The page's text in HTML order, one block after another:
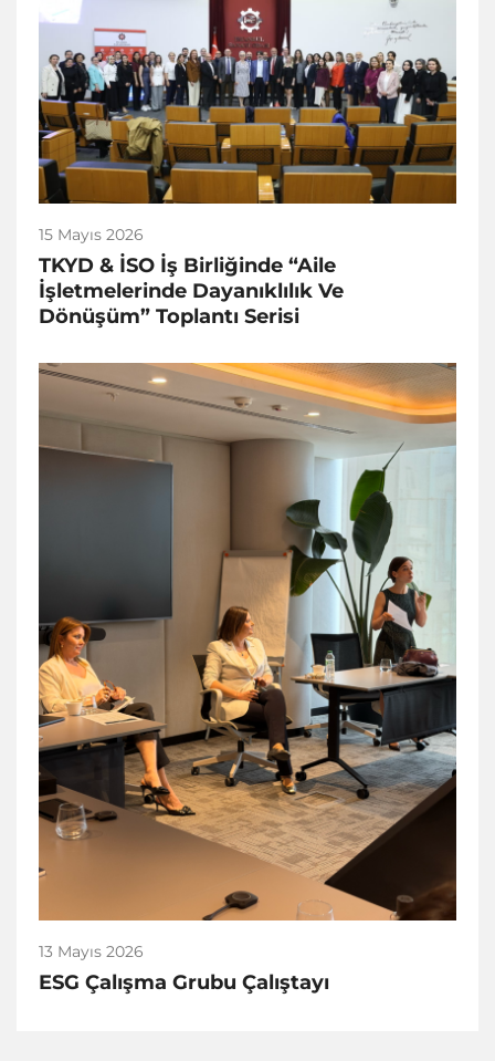
15 Mayıs 2026
TKYD & İSO İş Birliğinde “Aile
İşletmelerinde Dayanıklılık Ve
Dönüşüm” Toplantı Serisi
13 Mayıs 2026
ESG Çalışma Grubu Çalıştayı